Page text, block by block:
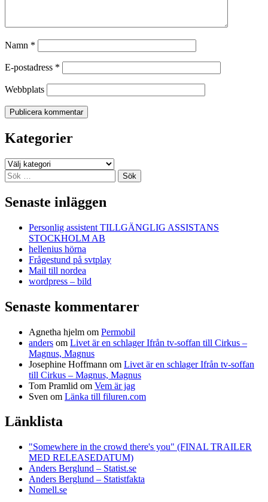
Namn *
E-postadress *
Webbplats
Kategorier
Kategorier
Sök
efter:
Senaste inläggen
Personlig assistent TILLGÄNGLIG ASSISTANS
STOCKHOLM AB
hellenius hörna
Frågestund på svtplay
Mail till nordea
wordpress – bild
Senaste kommentarer
Agnetha hjelm om Permobil
anders om Livet är en schlager Ifrån tv-soffan till Cirkus –
Magnus, Magnus
Josephine Hoffmann om Livet är en schlager Ifrån tv-soffan
till Cirkus – Magnus, Magnus
Tom Pramlid om Vem är jag
Sven om Länka till filuren.com
Länklista
"Somewhere in the crowd there's you" (FINAL TRAILER
MED RELEASEDATUM)
Anders Berglund – Statist.se
Anders Berglund – Statistfakta
Nomell.se